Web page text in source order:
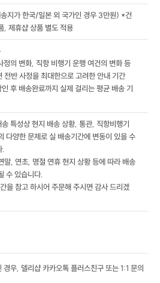
지가 한국/일본 외 국가인 경우 3만원) *건
, 제휴샵 상품 별도 적용
정의 변화, 직항 비행기 운행 여건의 변화 등
전반 사정을 최대한으로 고려한 안내 기간
후 배송완료까지 실제 걸리는 평균 배송 기
특성상 현지 배송 상황, 통관, 직항비행기
다양한 문제로 실 배송기간에 변동이 있을 수
.
말, 연초, 명절 연휴 현지 상황 등에 따라 배송
수 있습니다.
을 참고 하시어 주문해 주시면 감사 드리겠
우, 델리샵 카카오톡 플러스친구 또는 1:1 문의